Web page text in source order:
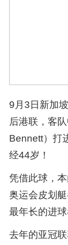
9月3日新加
后港联，客
Bennett）打
经44岁！
凭借此球，
奥运会皮划
最年长的进球
去年的亚冠